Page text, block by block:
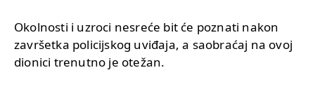
Okolnosti i uzroci nesreće bit će poznati nakon
završetka policijskog uviđaja, a saobraćaj na ovoj
dionici trenutno je otežan.